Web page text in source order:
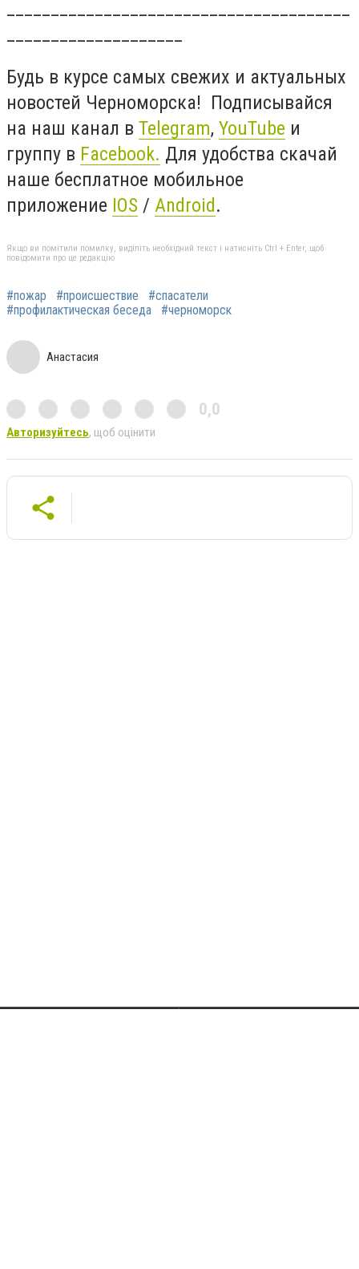
Будь в курсе самых свежих и актуальных
новостей Черноморска! Подписывайся
на наш канал в Telegram, YouTube и
группу в Facebook. Для удобства скачай
наше бесплатное мобильное
приложение IOS / Android.
Якщо ви помітили помилку, виділіть необхідний текст і натисніть Ctrl + Enter, щоб
повідомити про це редакцію
#пожар #происшествие
#спасатели
#профилактическая беседа
#черноморск
Анастасия
0,0
Авторизуйтесь, щоб оцінити